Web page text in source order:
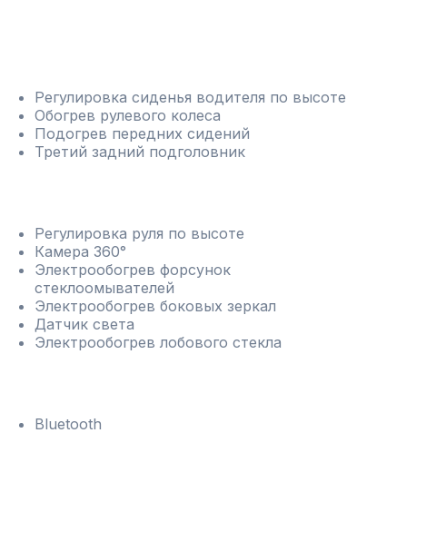
Регулировка сиденья водителя по высоте
Обогрев рулевого колеса
Подогрев передних сидений
Третий задний подголовник
Регулировка руля по высоте
Камера 360°
Электрообогрев форсунок
стеклоомывателей
Электрообогрев боковых зеркал
Датчик света
Электрообогрев лобового стекла
Bluetooth